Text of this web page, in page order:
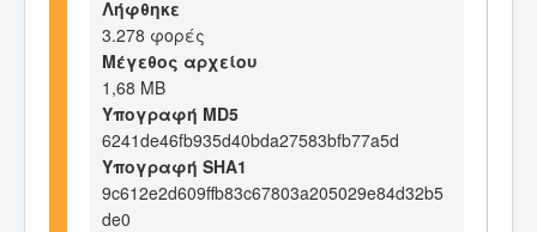
Λήφθηκε
3.278 φορές
Μέγεθος αρχείου
1,68 MB
Υπογραφή MD5
6241de46fb935d40bda27583bfb77a5d
Υπογραφή SHA1
9c612e2d609ffb83c67803a205029e84d32b5
de0